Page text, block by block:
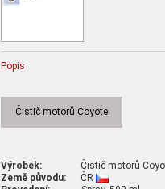
Popis
Čistič motorů Coyote
Výrobek: Čistič motorů
Země původu: ČR